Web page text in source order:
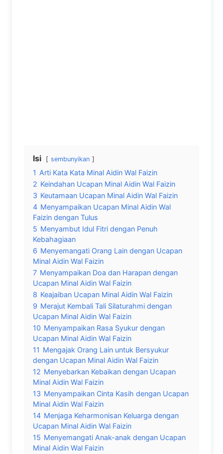
Isi sembunyikan
1 Arti Kata Kata Minal Aidin Wal Faizin
2 Keindahan Ucapan Minal Aidin Wal Faizin
3 Keutamaan Ucapan Minal Aidin Wal Faizin
4 Menyampaikan Ucapan Minal Aidin Wal
Faizin dengan Tulus
5 Menyambut Idul Fitri dengan Penuh
Kebahagiaan
6 Menyemangati Orang Lain dengan Ucapan
Minal Aidin Wal Faizin
7 Menyampaikan Doa dan Harapan dengan
Ucapan Minal Aidin Wal Faizin
8 Keajaiban Ucapan Minal Aidin Wal Faizin
9 Merajut Kembali Tali Silaturahmi dengan
Ucapan Minal Aidin Wal Faizin
10 Menyampaikan Rasa Syukur dengan
Ucapan Minal Aidin Wal Faizin
11 Mengajak Orang Lain untuk Bersyukur
dengan Ucapan Minal Aidin Wal Faizin
12 Menyebarkan Kebaikan dengan Ucapan
Minal Aidin Wal Faizin
13 Menyampaikan Cinta Kasih dengan Ucapan
Minal Aidin Wal Faizin
14 Menjaga Keharmonisan Keluarga dengan
Ucapan Minal Aidin Wal Faizin
15 Menyemangati Anak-anak dengan Ucapan
Minal Aidin Wal Faizin